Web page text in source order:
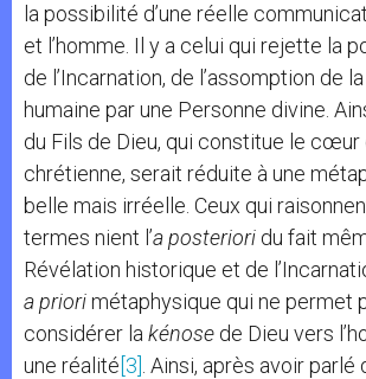
la possibilité d’une réelle
et l’homme. Il y a celui qui rejette la
de l’Incarnation, de l’assomption de
humaine par une Personne divine.
du Fils de Dieu, qui constitue le cœur
chrétienne, serait réduite à une
belle mais irréelle. Ceux qui
termes nient l’a posteriori du fait
Révélation historique et de
a priorimétaphysique qui ne permet
considérer la kénose de Dieu vers
une réalité [3] . Ainsi, après avoir parlé